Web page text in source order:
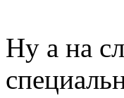
Ну а на